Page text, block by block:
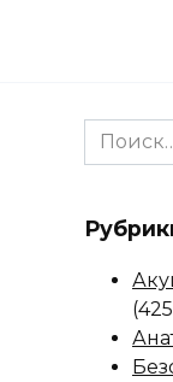
Search
for: